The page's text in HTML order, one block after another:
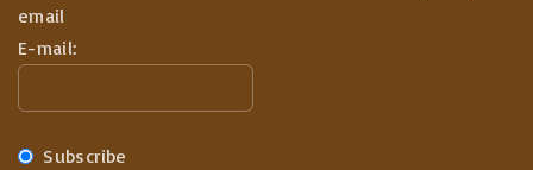
email
E-mail:
Subscribe